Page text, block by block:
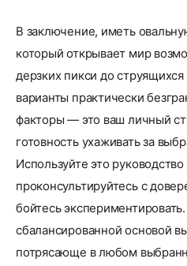
В заключение, иметь
который открывает мир
дерзких пикси до
варианты практически
факторы — это ваш личный
готовность ухаживать за
Используйте это
проконсультируйтесь с
бойтесь
сбалансированной основой
потрясающе в любом